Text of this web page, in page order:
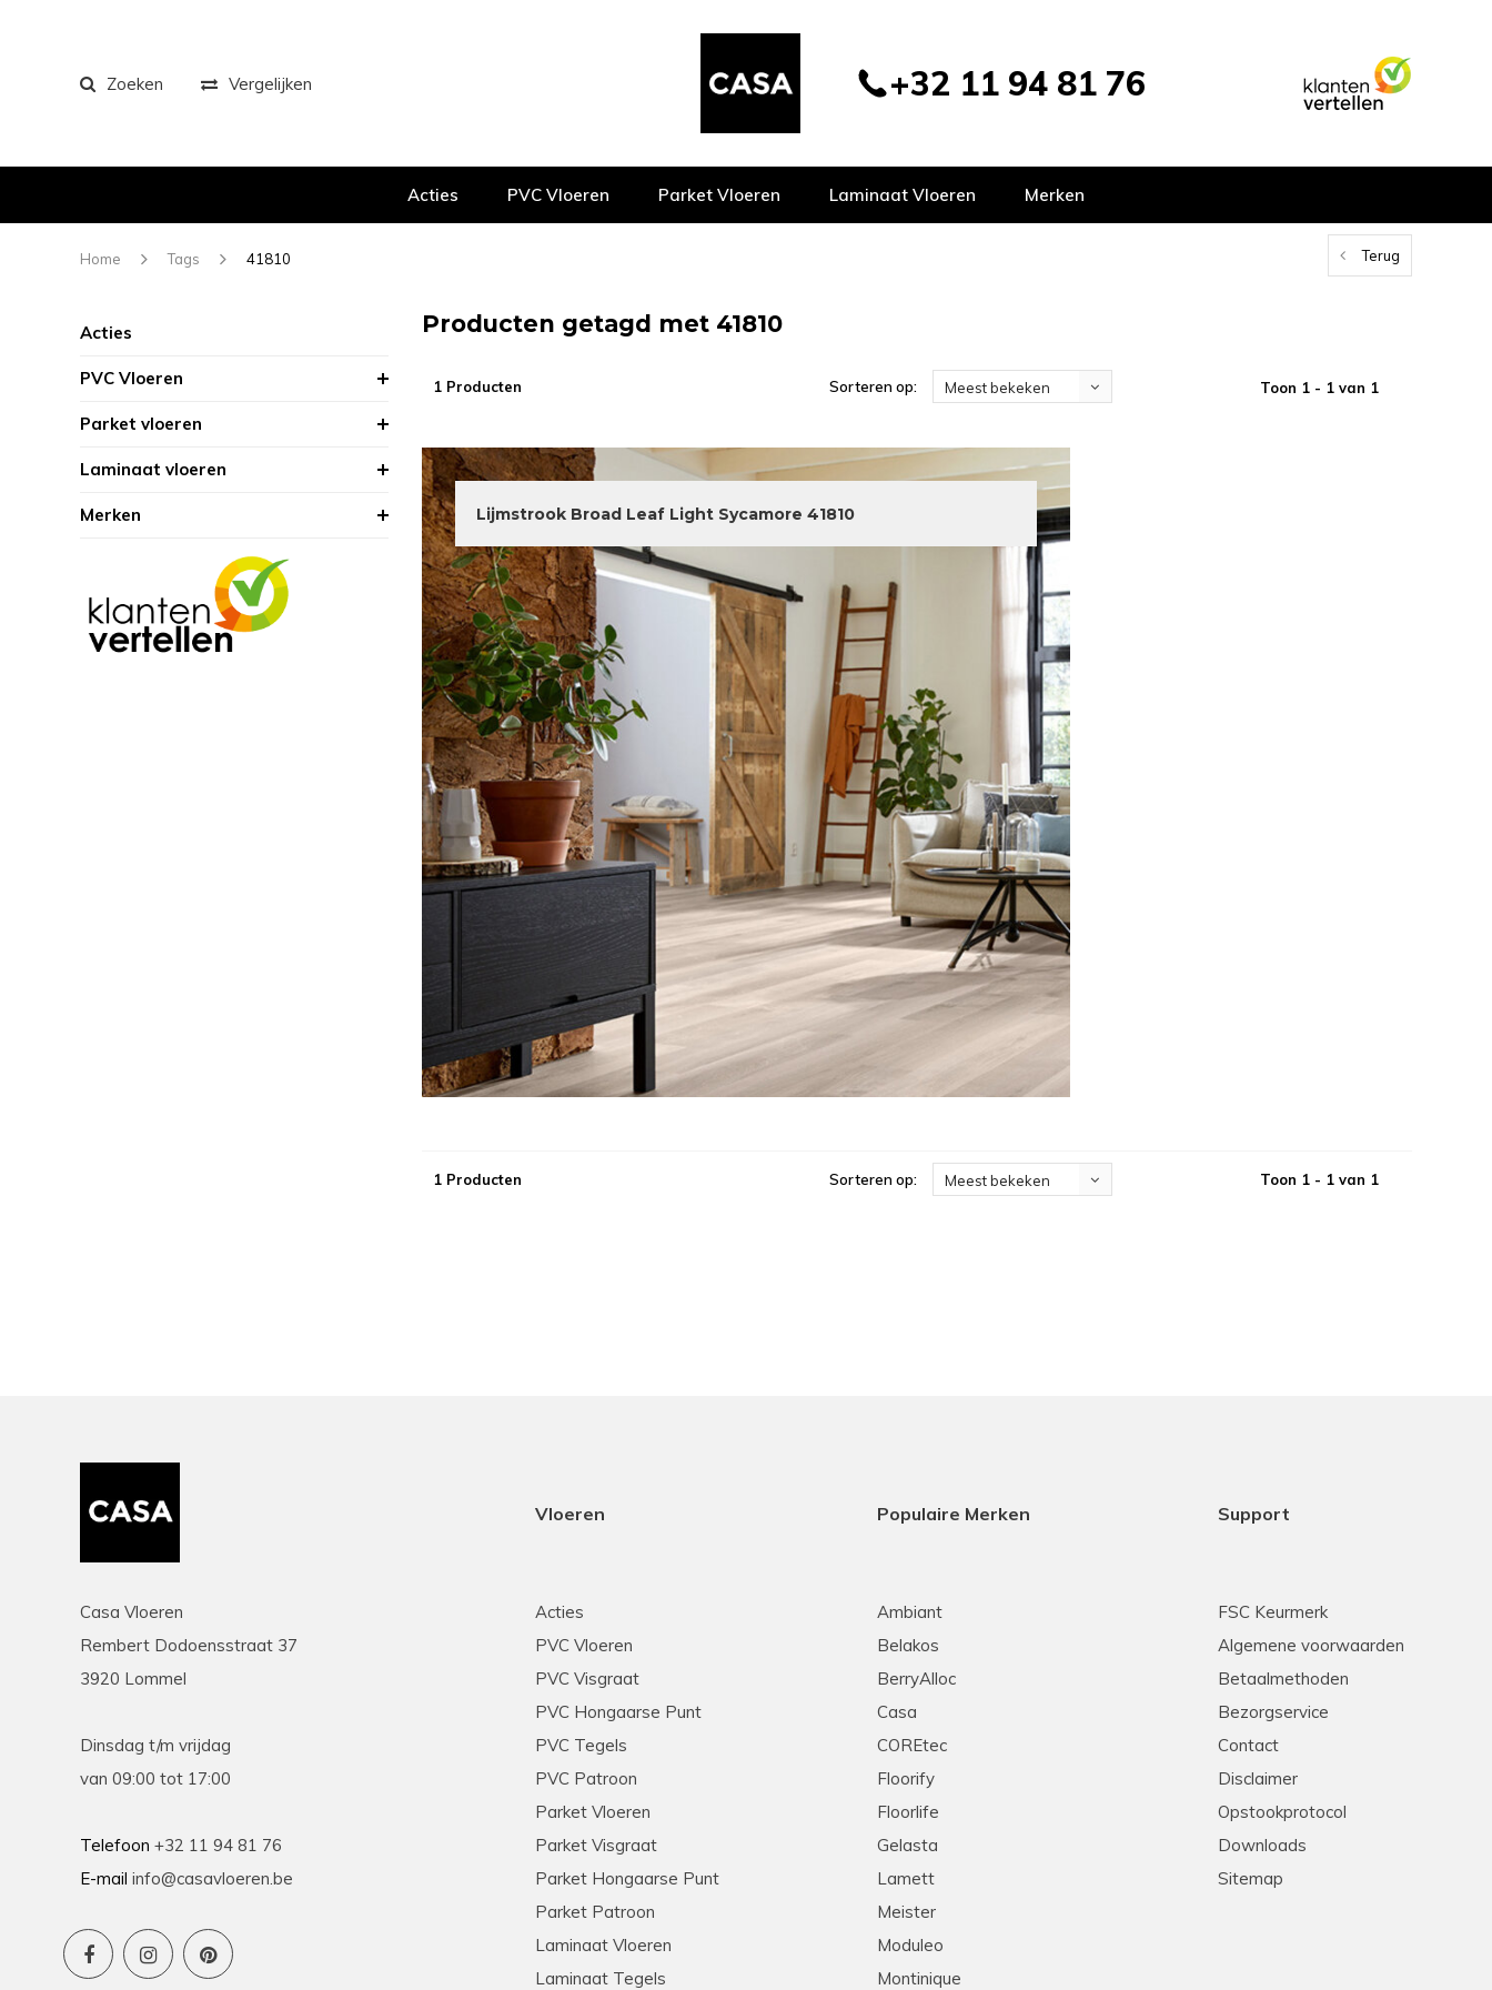
Zoeken Vergelijken +32 11 94 81 76
Acties PVC Vloeren Parket Vloeren Laminaat Vloeren Merken
Home Tags 41810 Terug
Acties
PVC Vloeren
Parket vloeren
Laminaat vloeren
Merken
Producten getagd met 41810
1 Producten Sorteren op: Meest bekeken Toon 1 - 1 van 1
Lijmstrook Broad Leaf Light Sycamore 41810
1 Producten Sorteren op: Meest bekeken Toon 1 - 1 van 1
Casa Vloeren
Rembert Dodoensstraat 37
3920 Lommel
Dinsdag t/m vrijdag
van 09:00 tot 17:00
Telefoon +32 11 94 81 76
E-mail info@casavloeren.be
Vloeren
Acties
PVC Vloeren
PVC Visgraat
PVC Hongaarse Punt
PVC Tegels
PVC Patroon
Parket Vloeren
Parket Visgraat
Parket Hongaarse Punt
Parket Patroon
Laminaat Vloeren
Laminaat Tegels
Populaire Merken
Ambiant
Belakos
BerryAlloc
Casa
COREtec
Floorify
Floorlife
Gelasta
Lamett
Meister
Moduleo
Montinique
Support
FSC Keurmerk
Algemene voorwaarden
Betaalmethoden
Bezorgservice
Contact
Disclaimer
Opstookprotocol
Downloads
Sitemap